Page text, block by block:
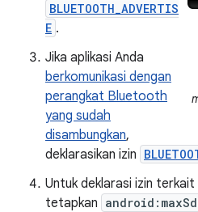
BLUETOOTH_ADVERTIS
E .
Jika aplikasi Anda
berkomunikasi dengan
perangkat Bluetooth
yang sudah
disambungkan,
deklarasikan izin
Untuk deklarasi izin
tetapkan